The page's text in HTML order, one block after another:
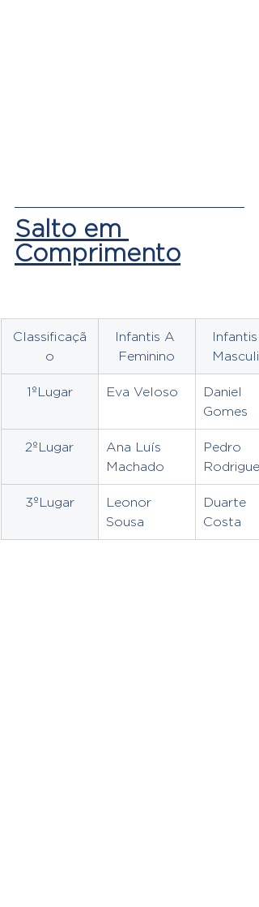
Salto em
Comprimento
Classificaçã
o
Infantis A
Feminino
Infantis
1ºLugar Eva Veloso
Daniel
Gomes
2ºLugar
Ana Luís
Machado
Pedro
Rodrigues
3ºLugar
Leonor
Sousa
Duarte
Costa